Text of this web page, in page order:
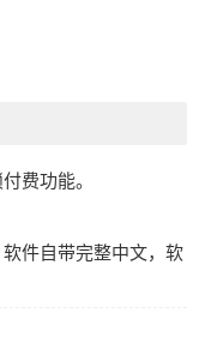
费功能。
件自带完整中文，软